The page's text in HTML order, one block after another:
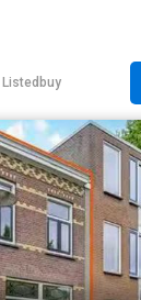
Listedbuy